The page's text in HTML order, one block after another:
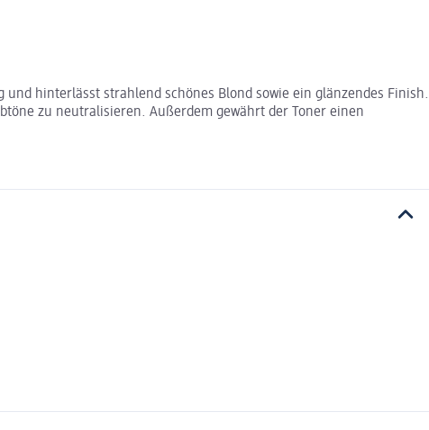
hinterlässt strahlend schönes Blond sowie ein glänzendes Finish.
zu neutralisieren. Außerdem gewährt der Toner einen